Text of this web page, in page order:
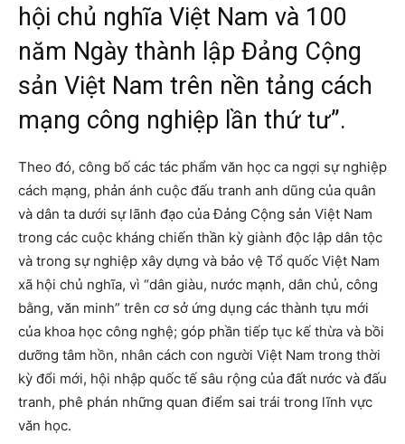
hội chủ nghĩa Việt Nam và 100
năm Ngày thành lập Đảng Cộng
sản Việt Nam trên nền tảng cách
mạng công nghiệp lần thứ tư”.
Theo đó, công bố các tác phẩm văn học ca ngợi sự nghiệp
cách mạng, phản ánh cuộc đấu tranh anh dũng của quân
và dân ta dưới sự lãnh đạo của Đảng Cộng sản Việt Nam
trong các cuộc kháng chiến thần kỳ giành độc lập dân tộc
và trong sự nghiệp xây dựng và bảo vệ Tổ quốc Việt Nam
xã hội chủ nghĩa, vì “dân giàu, nước mạnh, dân chủ, công
bằng, văn minh” trên cơ sở ứng dụng các thành tựu mới
của khoa học công nghệ; góp phần tiếp tục kế thừa và bồi
dưỡng tâm hồn, nhân cách con người Việt Nam trong thời
kỳ đổi mới, hội nhập quốc tế sâu rộng của đất nước và đấu
tranh, phê phán những quan điểm sai trái trong lĩnh vực
văn học.